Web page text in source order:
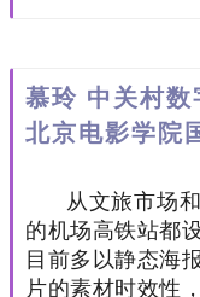
慕玲 中关村数
北京电影学院
从文旅市场
的机场高铁站都
目前多以静态海
片的素材时效性